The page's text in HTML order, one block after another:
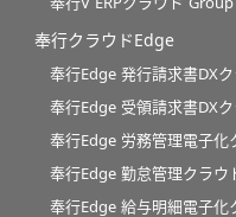
奉行V ERPクラウド
奉行クラウドEdge
奉行Edge 発行請求書DXク
奉行Edge 受領請求書DXク
奉行Edge 労務管理電子化
奉行Edge 勤怠管理クラウ
奉行Edge 給与明細電子化